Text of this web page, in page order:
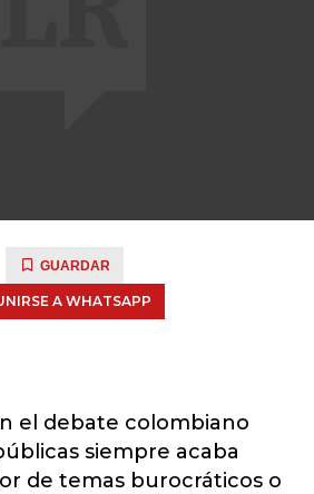
GUARDAR
A WHATSAPP
el debate colombiano
siempre acaba
de temas burocráticos o